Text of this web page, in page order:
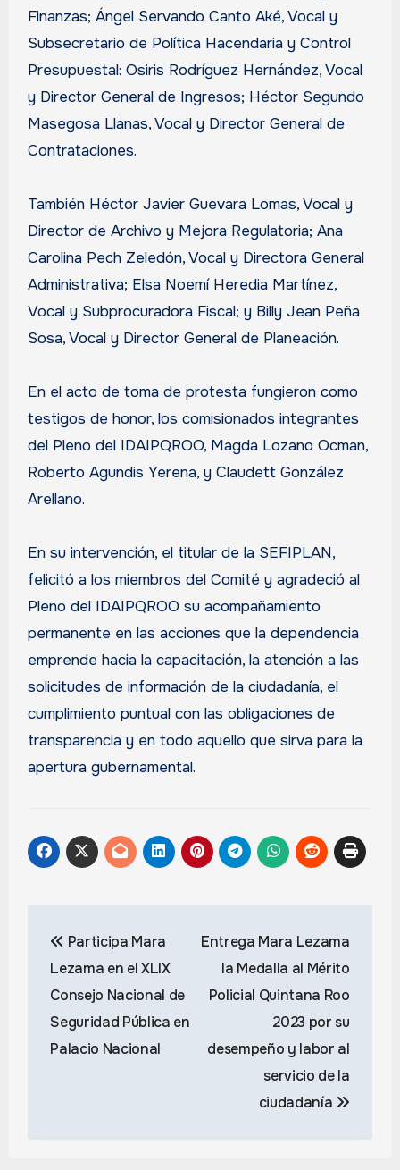
Finanzas; Ángel Servando Canto Aké, Vocal y
Subsecretario de Política Hacendaria y Control
Presupuestal: Osiris Rodríguez Hernández, Vocal
y Director General de Ingresos; Héctor Segundo
Masegosa Llanas, Vocal y Director General de
Contrataciones.
También Héctor Javier Guevara Lomas, Vocal y
Director de Archivo y Mejora Regulatoria; Ana
Carolina Pech Zeledón, Vocal y Directora General
Administrativa; Elsa Noemí Heredia Martínez,
Vocal y Subprocuradora Fiscal; y Billy Jean Peña
Sosa, Vocal y Director General de Planeación.
En el acto de toma de protesta fungieron como
testigos de honor, los comisionados integrantes
del Pleno del IDAIPQROO, Magda Lozano Ocman,
Roberto Agundis Yerena, y Claudett González
Arellano.
En su intervención, el titular de la SEFIPLAN,
felicitó a los miembros del Comité y agradeció al
Pleno del IDAIPQROO su acompañamiento
permanente en las acciones que la dependencia
emprende hacia la capacitación, la atención a las
solicitudes de información de la ciudadanía, el
cumplimiento puntual con las obligaciones de
transparencia y en todo aquello que sirva para la
apertura gubernamental.
de
entradas
Participa Mara
Lezama en el XLIX
Consejo Nacional de
Seguridad Pública en
Palacio Nacional
Entrega Mara Lezama
la Medalla al Mérito
Policial Quintana Roo
2023 por su
desempeño y labor al
servicio de la
ciudadanía